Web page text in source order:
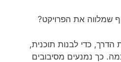
שמלווה את הפרויקט?
הדרך, כדי לבנות תוכנית,
כך נמנעים מסיבובים